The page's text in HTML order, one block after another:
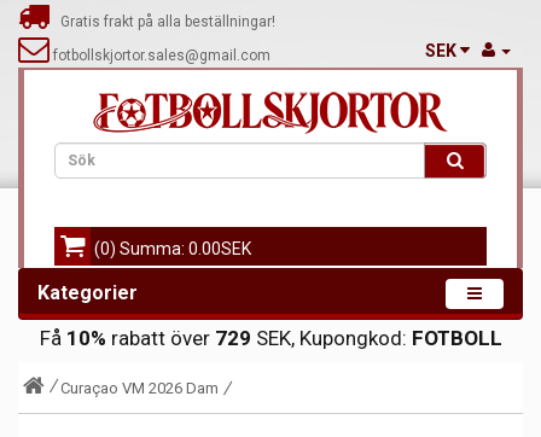
Gratis frakt på alla beställningar!
fotbollskjortor.sales@gmail.com
SEK
(0) Summa: 0.00SEK
Kategorier
Få 10% rabatt över 729 SEK, Kupongkod: FOTBOLL
Curaçao VM 2026 Dam